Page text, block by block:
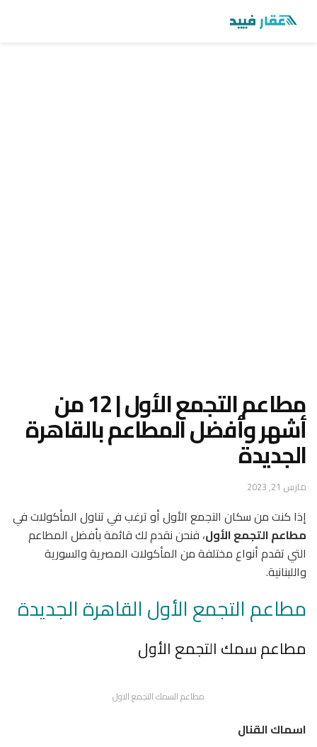
مطاعم التجمع الأول | 12 من
أشهر وأفضل المطاعم بالقاهرة
الجديدة
مارس 21, 2023
إذا كنت من سكان التجمع الأول أو ترغب في تناول المأكولات في
مطاعم التجمع الأول، فنحن نقدم لك قائمة بأفضل المطاعم
التي تقدم أنواع مختلفة من المأكولات المصرية والسورية
واللبنانية.
مطاعم التجمع الأول القاهرة الجديدة
مطاعم سمك التجمع الأول
مطاعم السمك التجمع الاول
اسماك القنال